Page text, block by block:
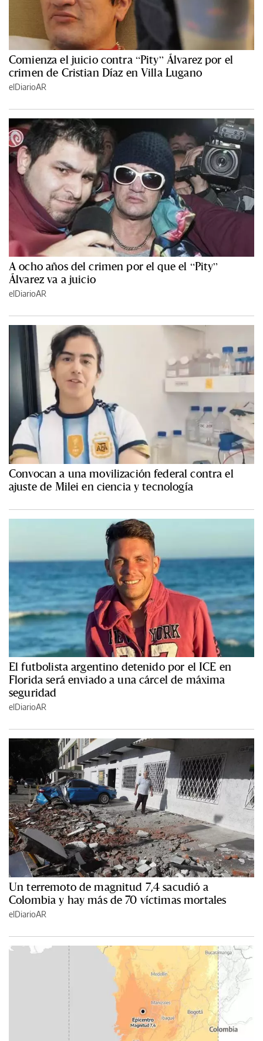
Comienza el juicio contra “Pity” Álvarez por el
crimen de Cristian Díaz en Villa Lugano
elDiarioAR
A ocho años del crimen por el que el “Pity”
Álvarez va a juicio
elDiarioAR
Convocan a una movilización federal contra el
ajuste de Milei en ciencia y tecnología
El futbolista argentino detenido por el ICE en
Florida será enviado a una cárcel de máxima
seguridad
elDiarioAR
Un terremoto de magnitud 7,4 sacudió a
Colombia y hay más de 70 víctimas mortales
elDiarioAR